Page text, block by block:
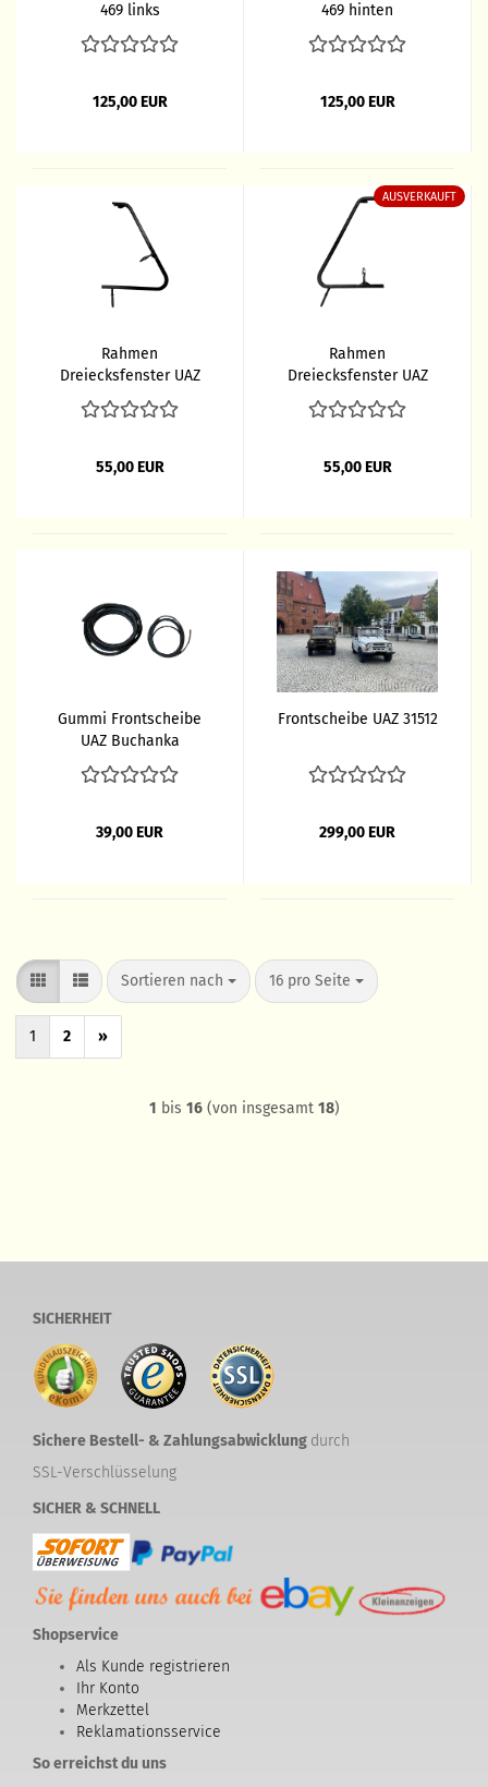
469 links
125,00 EUR
469 hinten
125,00 EUR
Rahmen
Dreiecksfenster UAZ
hinten
55,00 EUR
AUSVERKAUFT
Rahmen
Dreiecksfenster UAZ
vorn
55,00 EUR
Gummi Frontscheibe
UAZ Buchanka
39,00 EUR
Frontscheibe UAZ 31512
299,00 EUR
Sortieren nach
Sortieren nach 16 pro Seite
pro Seite
1 2 »
1 bis 16(von insgesamt 18)
SICHERHEIT
Sichere Bestell- & Zahlungsabwicklung durch
SSL-Verschlüsselung
SICHER & SCHNELL
Shopservice
Als Kunde registrieren
Ihr Konto
Merkzettel
Reklamationsservice
So erreichst du uns